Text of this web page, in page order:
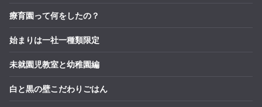
療育園って何をしたの？
始まりは一社一種類限定
未就園児教室と幼稚園編
白と黒の壁こだわりごはん